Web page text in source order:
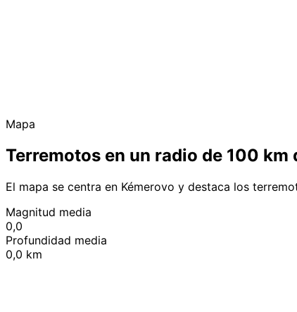
Mapa
Terremotos en un radio de 100 km
El mapa se centra en Kémerovo y destaca los
Magnitud media
0,0
Profundidad media
0,0 km